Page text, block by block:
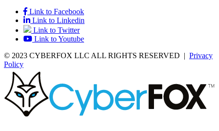
Link to Facebook
Link to Linkedin
Link to Twitter
Link to Youtube
© 2023 CYBERFOX LLC ALL RIGHTS RESERVED | Privacy
Policy